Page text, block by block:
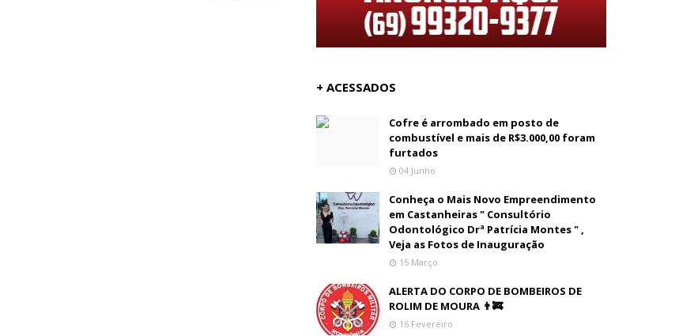
+ ACESSADOS
Cofre é arrombado em posto de
combustível e mais de R$3.000,00 foram
furtados
04 Junho
Conheça o Mais Novo Empreendimento
em Castanheiras " Consultório
Odontológico Drª Patrícia Montes " ,
Veja as Fotos de Inauguração
15 Março
ALERTA DO CORPO DE BOMBEIROS DE
ROLIM DE MOURA 👨‍🚒
16 Fevereiro